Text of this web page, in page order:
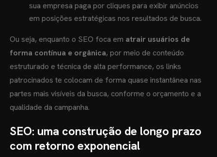
sua empresa paga por cliques para exibir anúncios
em posições estratégicas nos resultados de busca.
Ou seja, enquanto o SEO foca em atrair usuários de
forma contínua e orgânica, por meio de conteúdo
estruturado e técnica de alta performance, os links
patrocinados te colocam de forma quase instantânea nas
partes mais visíveis da busca, conforme o orçamento e a
qualidade da campanha.
SEO: uma construção de longo prazo
com retorno exponencial